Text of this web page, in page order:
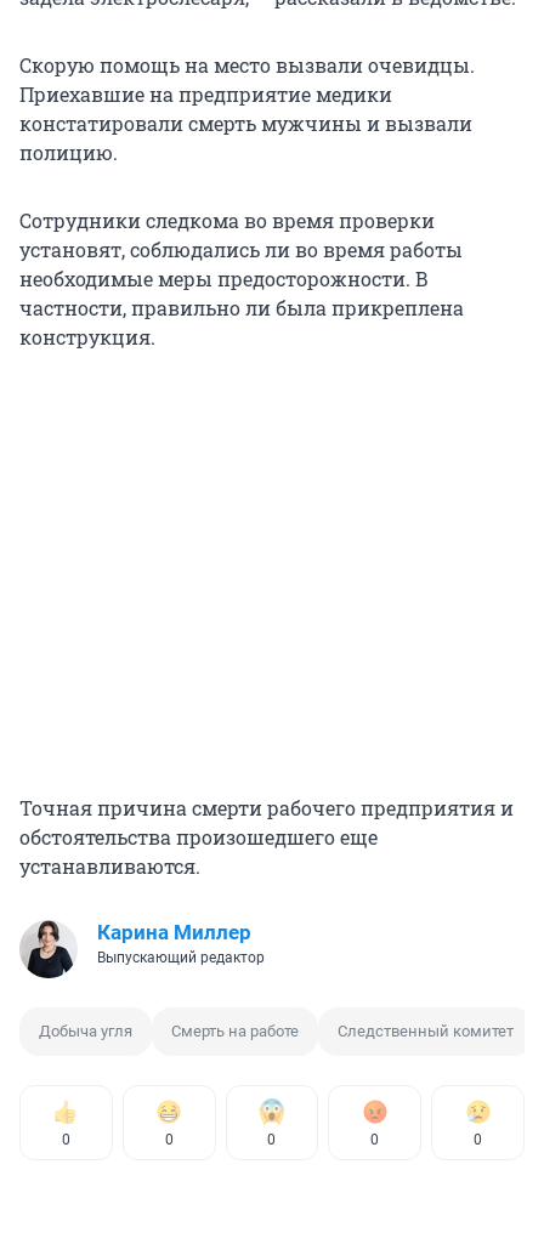
Скорую помощь на место вызвали очевидцы.
Приехавшие на предприятие медики
констатировали смерть мужчины и вызвали
полицию.
Сотрудники следкома во время проверки
установят, соблюдались ли во время работы
необходимые меры предосторожности. В
частности, правильно ли была прикреплена
конструкция.
Точная причина смерти рабочего предприятия и
обстоятельства произошедшего еще
устанавливаются.
Карина Миллер
Выпускающий редактор
Добыча угля Смерть на работе Следственный комитет
0 0 0 0 0